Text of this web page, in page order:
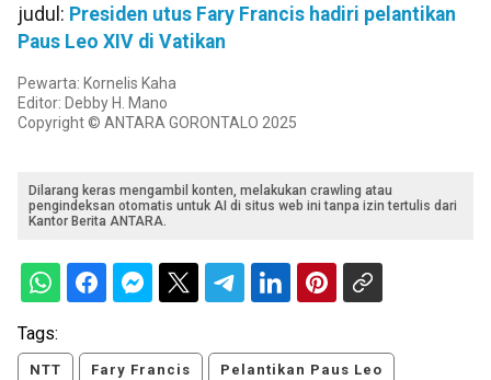
judul: Presiden utus Fary Francis hadiri pelantikan
Paus Leo XIV di Vatikan
Pewarta: Kornelis Kaha
Editor: Debby H. Mano
Copyright © ANTARA GORONTALO 2025
Dilarang keras mengambil konten, melakukan crawling atau
pengindeksan otomatis untuk AI di situs web ini tanpa izin tertulis dari
Kantor Berita ANTARA.
Tags:
NTT Fary Francis Pelantikan Paus Leo